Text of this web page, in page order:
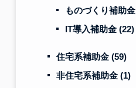
ものづくり補助金
IT導入補助金 (22)
住宅系補助金 (59)
非住宅系補助金 (1)